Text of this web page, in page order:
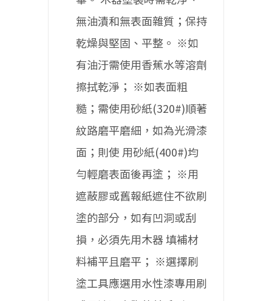
無油漬和無表面雜質；保持
乾燥與堅固、平整。 ※如
有油汙需使用香蕉水等溶劑
擦拭乾淨； ※如表面粗
糙；需使用砂紙(320#)順著
紋路磨平磨細，如為光滑漆
面；則使 用砂紙(400#)均
勻輕磨表面後再塗； ※用
遮蔽膠或舊報紙遮住不欲刷
塗的部分，如有凹洞或刮
損，必須先用木器填補材
料補平且磨平； ※選擇刷
塗工具應選用水性漆專用刷